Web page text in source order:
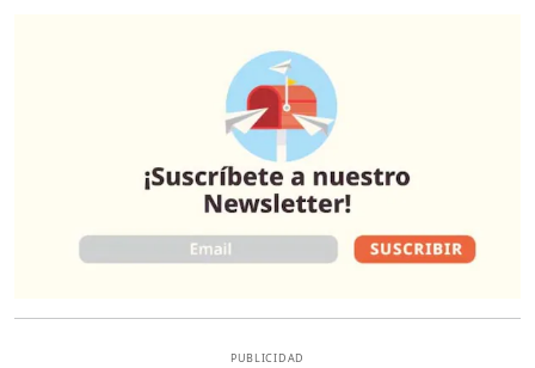
PUBLICIDAD